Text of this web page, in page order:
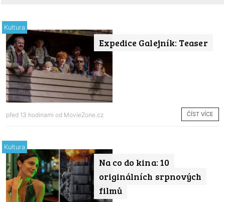
Expedice Galejník: Teaser
Kultura
před 13 hodinami od MovieZone.cz ČÍST VÍCE
Na co do kina: 10
originálních srpnových
filmů
Kultura